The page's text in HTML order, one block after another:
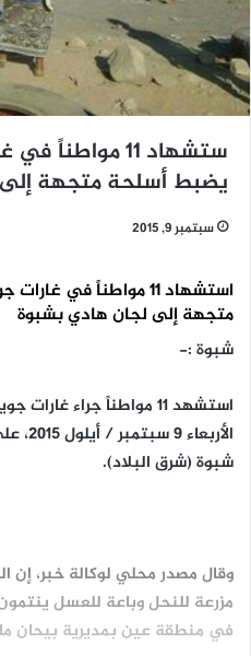
ستشهاد 11
يضبط أسلحة متجهة
سبتمبر 9, 2015
استشهاد 11 مواطناً في
متجهة إلى لجان هادي بشبوة
شبوة :-
استشهد 11 مواطناً جراء
شبوة (شرق البلاد).
وقال مصدر محلي لوكالة خبر، إن
مزرعة للنحل وباعة للعسل
في منطقة عين بمديرية بيحان ما